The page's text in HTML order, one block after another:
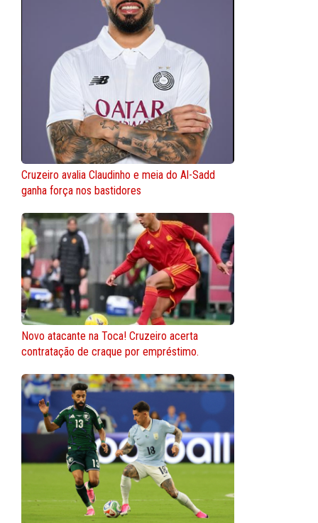
Cruzeiro avalia Claudinho e meia do Al-Sadd
ganha força nos bastidores
Novo atacante na Toca! Cruzeiro acerta
contratação de craque por empréstimo.